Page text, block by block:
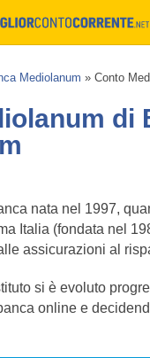
Mediolanum » Conto
di
nata nel 1997,
Italia (fondata nel
assicurazioni al
si è evoluto
online e